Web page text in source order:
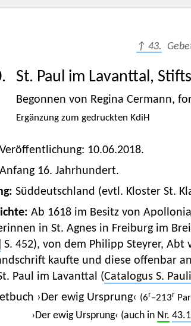
↑ 43.
St. Paul im Lavanttal,
Begonnen von Regina Cermann,
Ergänzung zum gedruckten KdiH
10.06.2018.
Anfang 16. Jahrhundert.
Süddeutschland (evtl. Kloster St.
Ab 1618 im Besitz von
in St. Agnes in Freiburg im
S. 452), von dem Philipp Steyrer, Abt
kaufte und diese offenbar
Paul im Lavanttal (Catalogus S.
›Der ewig Ursprung‹ (6r–213r
›Der ewig Ursprung‹ (auch in Nr.